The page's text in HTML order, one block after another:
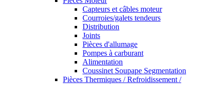
Capteurs et câbles moteur
Courroies/galets tendeurs
Distribution
Joints
Pièces d'allumage
Pompes à carburant
Alimentation
Coussinet Soupape Segmentation
Pièces Thermiques / Refroidissement /